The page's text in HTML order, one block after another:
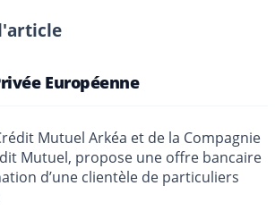
Européenne
Mutuel Arkéa et de la Compagnie
Mutuel, propose une offre bancaire
d’une clientèle de particuliers